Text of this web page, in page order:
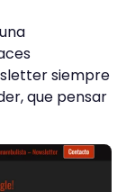
siempre
que pensar